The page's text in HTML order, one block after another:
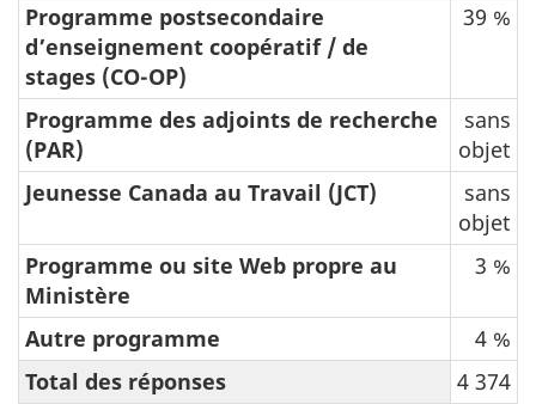
Programme postsecondaire
d’enseignement coopératif / de
stages (CO-OP)
39 %
Programme des adjoints de recherche
(PAR)
sans
objet
Jeunesse Canada au Travail (JCT)
sans
objet
Programme ou site Web propre au
Ministère
3 %
Autre programme
4 %
Total des réponses
4 374